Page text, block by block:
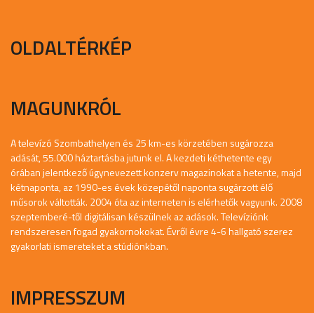
OLDALTÉRKÉP
MAGUNKRÓL
A televízó Szombathelyen és 25 km-es körzetében sugározza
adását, 55.000 háztartásba jutunk el. A kezdeti kéthetente egy
órában jelentkező úgynevezett konzerv magazinokat a hetente, majd
kétnaponta, az 1990-es évek közepétől naponta sugárzott élő
műsorok váltották. 2004 óta az interneten is elérhetők vagyunk. 2008
szeptemberé-től digitálisan készülnek az adások. Televíziónk
rendszeresen fogad gyakornokokat. Évről évre 4-6 hallgató szerez
gyakorlati ismereteket a stúdiónkban.
IMPRESSZUM